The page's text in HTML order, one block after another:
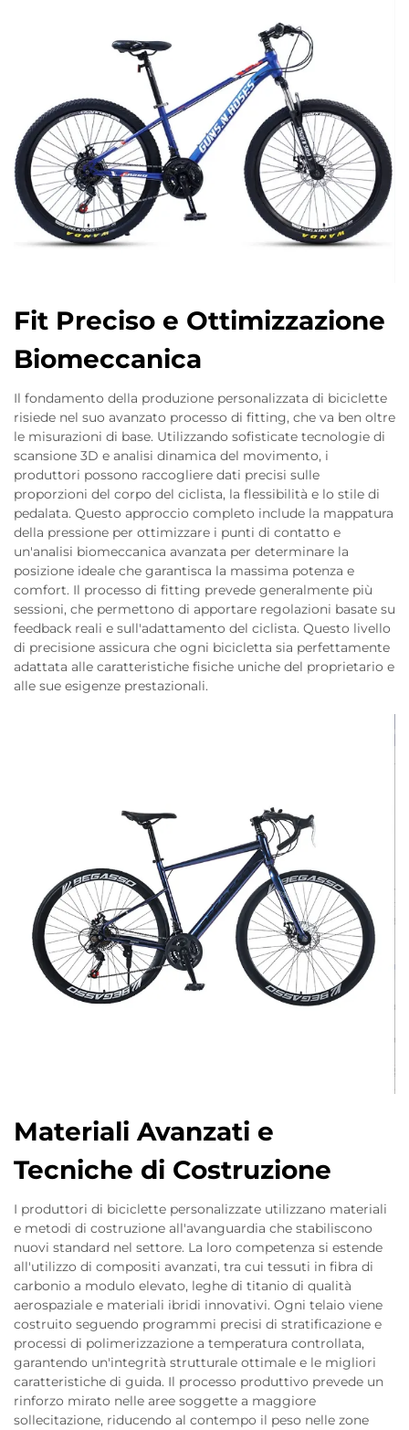
Fit Preciso e Ottimizzazione
Biomeccanica
Il fondamento della produzione personalizzata di biciclette
risiede nel suo avanzato processo di fitting, che va ben oltre
le misurazioni di base. Utilizzando sofisticate tecnologie di
scansione 3D e analisi dinamica del movimento, i
produttori possono raccogliere dati precisi sulle
proporzioni del corpo del ciclista, la flessibilità e lo stile di
pedalata. Questo approccio completo include la mappatura
della pressione per ottimizzare i punti di contatto e
un'analisi biomeccanica avanzata per determinare la
posizione ideale che garantisca la massima potenza e
comfort. Il processo di fitting prevede generalmente più
sessioni, che permettono di apportare regolazioni basate su
feedback reali e sull'adattamento del ciclista. Questo livello
di precisione assicura che ogni bicicletta sia perfettamente
adattata alle caratteristiche fisiche uniche del proprietario e
alle sue esigenze prestazionali.
Materiali Avanzati e
Tecniche di Costruzione
I produttori di biciclette personalizzate utilizzano materiali
e metodi di costruzione all'avanguardia che stabiliscono
nuovi standard nel settore. La loro competenza si estende
all'utilizzo di compositi avanzati, tra cui tessuti in fibra di
carbonio a modulo elevato, leghe di titanio di qualità
aerospaziale e materiali ibridi innovativi. Ogni telaio viene
costruito seguendo programmi precisi di stratificazione e
processi di polimerizzazione a temperatura controllata,
garantendo un'integrità strutturale ottimale e le migliori
caratteristiche di guida. Il processo produttivo prevede un
rinforzo mirato nelle aree soggette a maggiore
sollecitazione, riducendo al contempo il peso nelle zone